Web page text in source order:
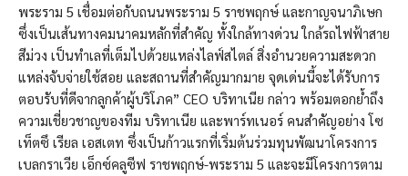
พระราม 5 เชื่อมต่อกับถนนพระราม 5 ราชพฤกษ์ และกาญจนาภิเษก
ซึ่งเป็นเส้นทางคมนาคมหลักที่สำคัญ ทั้งใกล้ทางด่วน ใกล้รถไฟฟ้าสาย
สีม่วง เป็นทำเลที่เต็มไปด้วยแหล่งไลฟ์สไตล์ สิ่งอำนวยความสะดวก
แหล่งจับจ่ายใช้สอย และสถานที่สำคัญมากมาย จุดเด่นนี้จะได้รับการ
ตอบรับที่ดีจากลูกค้าผู้บริโภค” CEO บริทาเนีย กล่าว พร้อมตอกย้ำถึง
ความเชี่ยวชาญของทีม บริทาเนีย และพาร์ทเนอร์ คนสำคัญอย่าง โซ
เท็ตซึ เรียล เอสเตท ซึ่งเป็นก้าวแรกที่เริ่มต้นร่วมทุนพัฒนาโครงการ
เบลกราเวีย เอ็กซ์คลูซีฟ ราชพฤกษ์-พระราม 5 และจะมีโครงการตาม